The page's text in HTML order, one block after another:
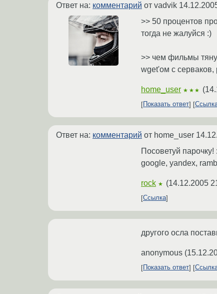
Ответ на: комментарий от vadvik
>> 50 процентов
тогда не жалуйся :)
>> чем фильмы
wget'ом с
home_user ★★★ (
Показать ответ
Ответ на: комментарий от home_user
Посоветуй парочку!
google, yandex,
rock ★ (14.12.2005
Ссылка
другого осла
anonymous (
Показать ответ